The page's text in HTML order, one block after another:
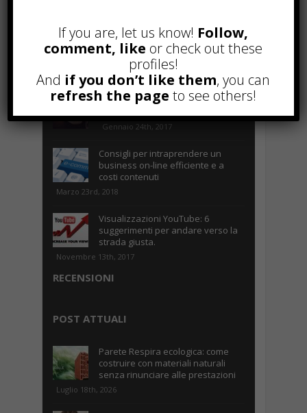
Comprare visite YouTube: i 5
vantaggi TOP!
Novembre 2nd, 2017
Parcheggiare low-cost a Torino
Gennaio 24th, 2017
Consigli per intraprendere un
business on-line efficiente e a
costi contenuti
Marzo 23rd, 2018
Visualizzazioni YouTube: 6
suggerimenti per andare verso la
strada giusta.
Novembre 13th, 2017
RECENSIONI
POST ATTUALI
Parete Respira ecologica: come
costruire con materiali naturali
senza rinunciare alle prestazioni
Luglio 18th, 2026
If you are, let us know! Follow,
comment, like or check out these
profiles!
And if you don’t like them, you can
refresh the page to see others!